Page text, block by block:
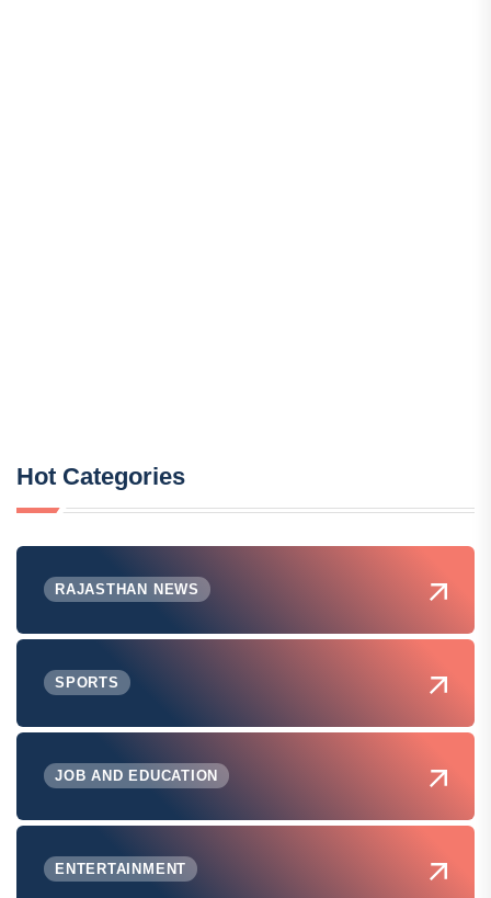
Hot Categories
RAJASTHAN NEWS
SPORTS
JOB AND EDUCATION
ENTERTAINMENT